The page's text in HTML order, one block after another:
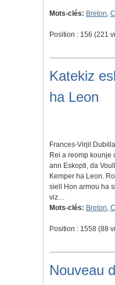
Mots-clés: Breton,
Position : 156 (221
Katekiz
ha Leon
Frances-Virjil
Rei a reomp kounje
ann Eskopti, da
Kemper ha Leon.
siell Hon armou ha
viz…
Mots-clés: Breton,
Position : 1558 (88
Nouveau